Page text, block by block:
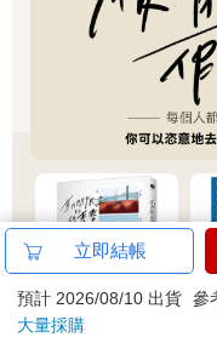
愛不順利的原因。的確
結婚的對象，不過上班
如果是愛好旅行的人，
旅遊地，應該都有認識別
再說，現在已經可以透
得聯繫。姑且不論這種
是要說完全沒有認識對
會表示自己從未有過命
上改變人生的機會，也
到的例子，也就是試圖
般的邂逅，他之所以這
婚的對象中剔除。
至於說到為什麼明明有
立即結帳
預計 2026/08/10 出貨 參
大量採購